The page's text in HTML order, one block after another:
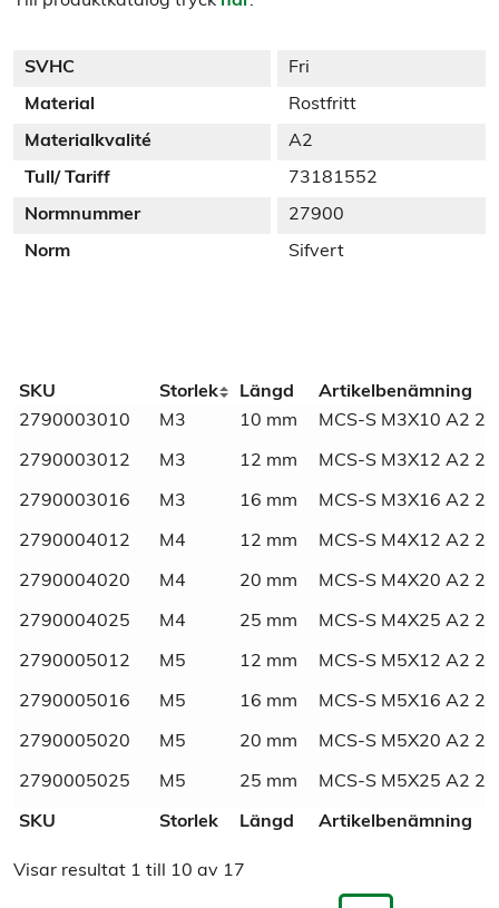
SVHC Fri
Material Rostfritt
Materialkvalité A2
Tull/ Tariff 73181552
Normnummer 27900
Norm Sifvert
Weight
Dimensions
SVHC
Material Rostfritt
Tull/ Tariff 73181552
SKU Storlek Längd
Artikelbenämning
2790003010
M3 10 mm MCS-S M3X10 A2
2790003012 M3 12 mm MCS-S M3X12 A2
2790003016 M3 16 mm MCS-S M3X16 A2
2790004012 M4 12 mm MCS-S M4X12 A2
2790004020 M4 20 mm MCS-S M4X20 A2
2790004025 M4 25 mm MCS-S M4X25 A2
2790005012 M5 12 mm MCS-S M5X12 A2
2790005016 M5 16 mm MCS-S M5X16 A2
2790005020 M5 20 mm MCS-S M5X20 A2
2790005025 M5 25 mm MCS-S M5X25 A2
SKU Storlek Längd Artikelbenämning
Visar resultat 1 till 10 av 17